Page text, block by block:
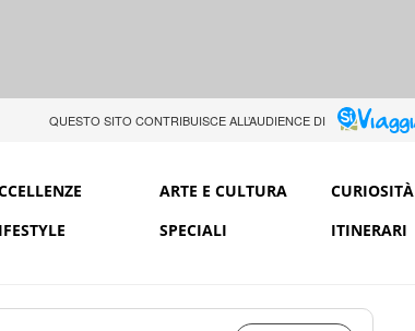
QUESTO SITO CONTRIBUISCE ALL’AUDIENCE DI
ARTE E CULTURA CURIOSITÀ
SPECIALI ITINERARI